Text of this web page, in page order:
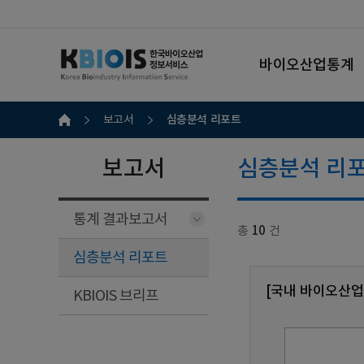
바이오산업통계
보고서 심층분석 리포트
보고서
통계 결과보고서
심층분석 리포트
KBIOIS 브리프
심층분석 리
총 10 건
[국내 바이오산